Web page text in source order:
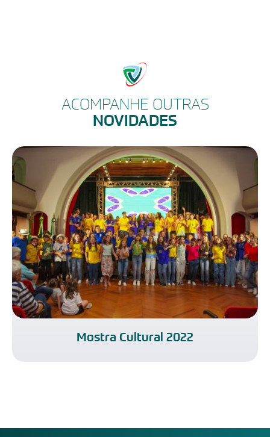
ACOMPANHE OUTRAS
NOVIDADES
Mostra Cultural 2022